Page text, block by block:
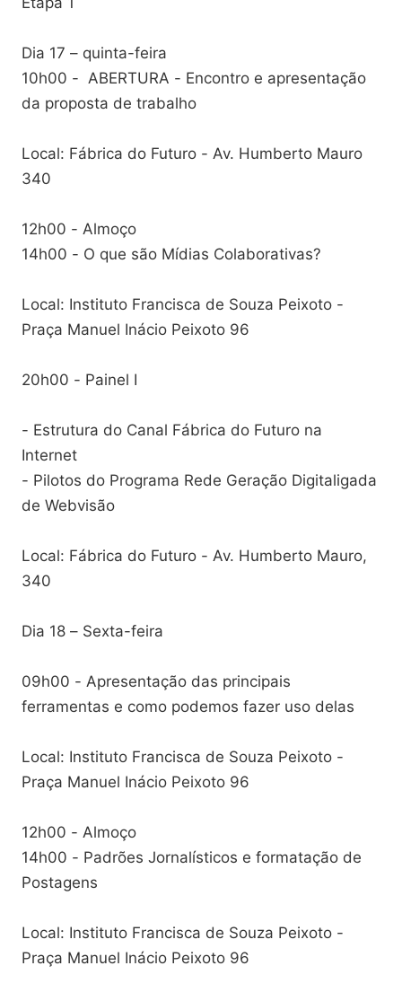
Dia 17 – quinta-feira
10h00 - ABERTURA - Encontro e apresentação
da proposta de trabalho
Local: Fábrica do Futuro - Av. Humberto Mauro
340
12h00 - Almoço
14h00 - O que são Mídias Colaborativas?
Local: Instituto Francisca de Souza Peixoto -
Praça Manuel Inácio Peixoto 96
20h00 - Painel I
- Estrutura do Canal Fábrica do Futuro na
Internet
- Pilotos do Programa Rede Geração Digitaligada
de Webvisão
Local: Fábrica do Futuro - Av. Humberto Mauro,
340
Dia 18 – Sexta-feira
09h00 - Apresentação das principais
ferramentas e como podemos fazer uso delas
Local: Instituto Francisca de Souza Peixoto -
Praça Manuel Inácio Peixoto 96
12h00 - Almoço
14h00 - Padrões Jornalísticos e formatação de
Postagens
Local: Instituto Francisca de Souza Peixoto -
Praça Manuel Inácio Peixoto 96